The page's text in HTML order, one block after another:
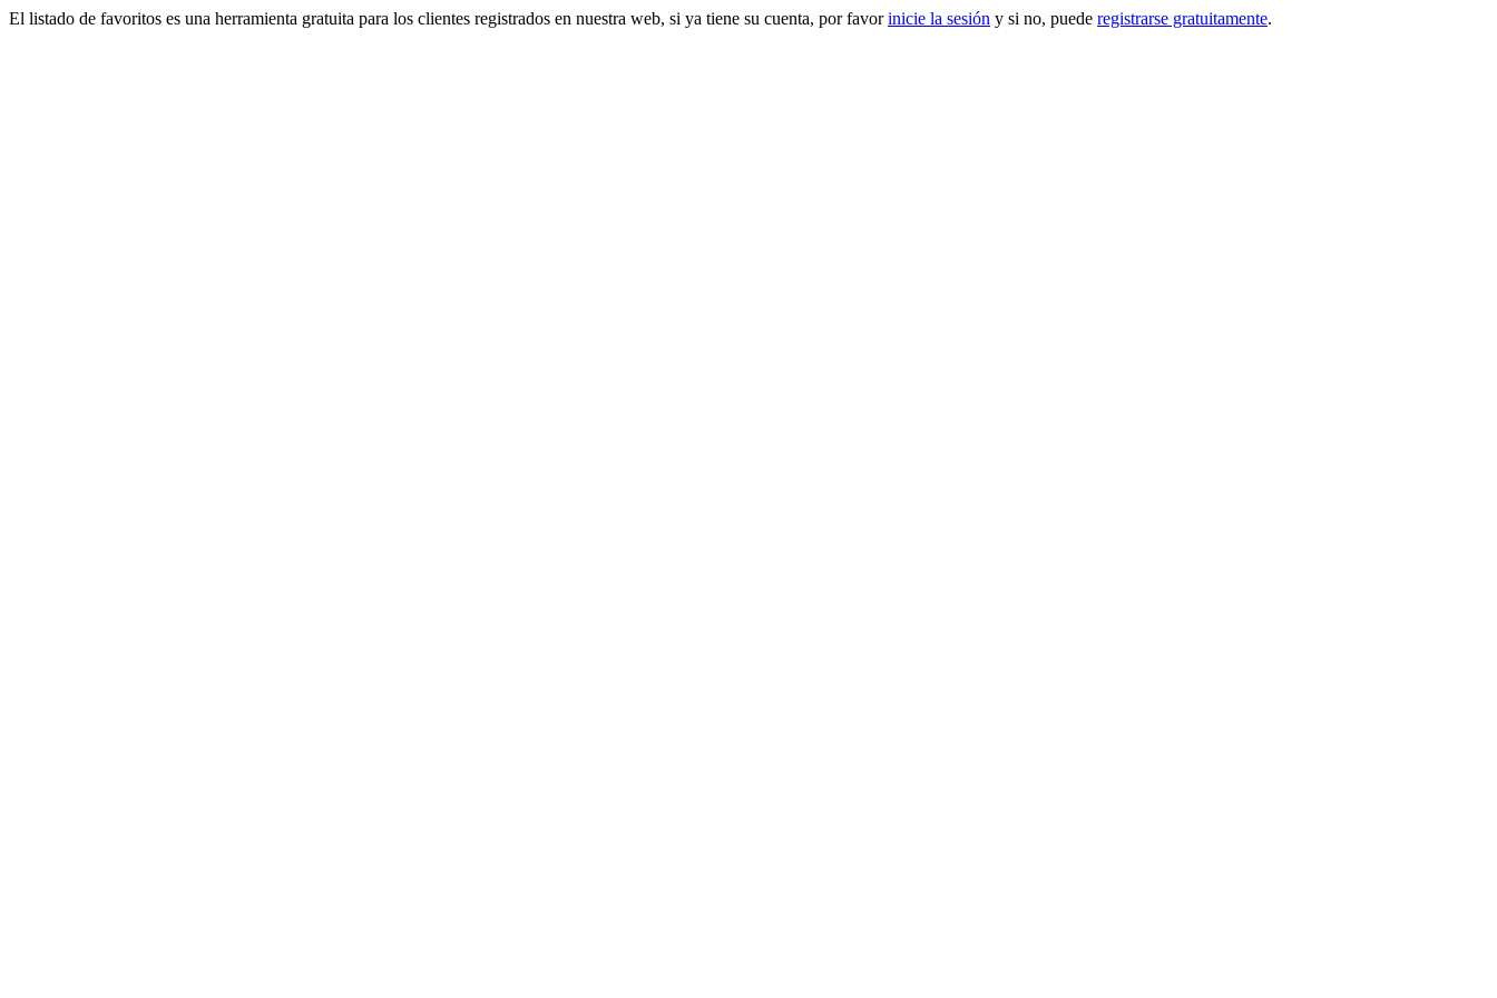
El listado de favoritos es una herramienta gratuita para los clientes registrados en nuestra web, si ya tiene su cuenta, por favorinicie la sesión y si no, puede registrarse gratuitamente.